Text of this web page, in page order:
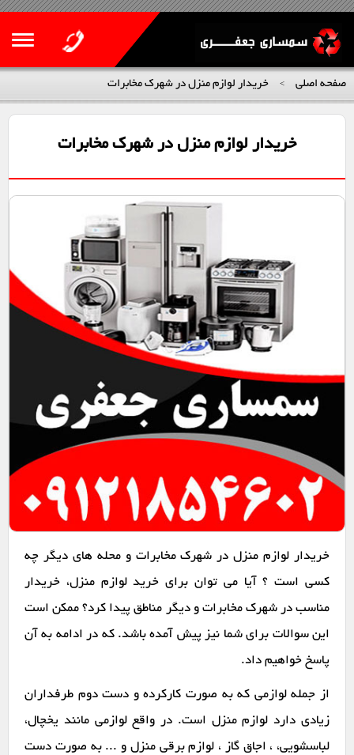
صفحه اصلی > خریدار لوازم منزل در شهرک مخابرات
خریدار لوازم منزل در شهرک مخابرات
خریدار لوازم منزل در شهرک مخابرات و محله های دیگر چه
کسی است ؟ آیا می توان برای خرید لوازم منزل، خریدار
مناسب در شهرک مخابرات و دیگر مناطق پیدا کرد؟ ممکن است
این سوالات برای شما نیز پیش آمده باشد. که در ادامه به آن
پاسخ خواهیم داد.
از جمله لوازمی که به صورت کارکرده و دست دوم طرفداران
زیادی دارد لوازم منزل است. در واقع لوازمی مانند یخچال،
لباسشویی، ، اجاق گاز ، لوازم برقی منزل و ... به صورت دست